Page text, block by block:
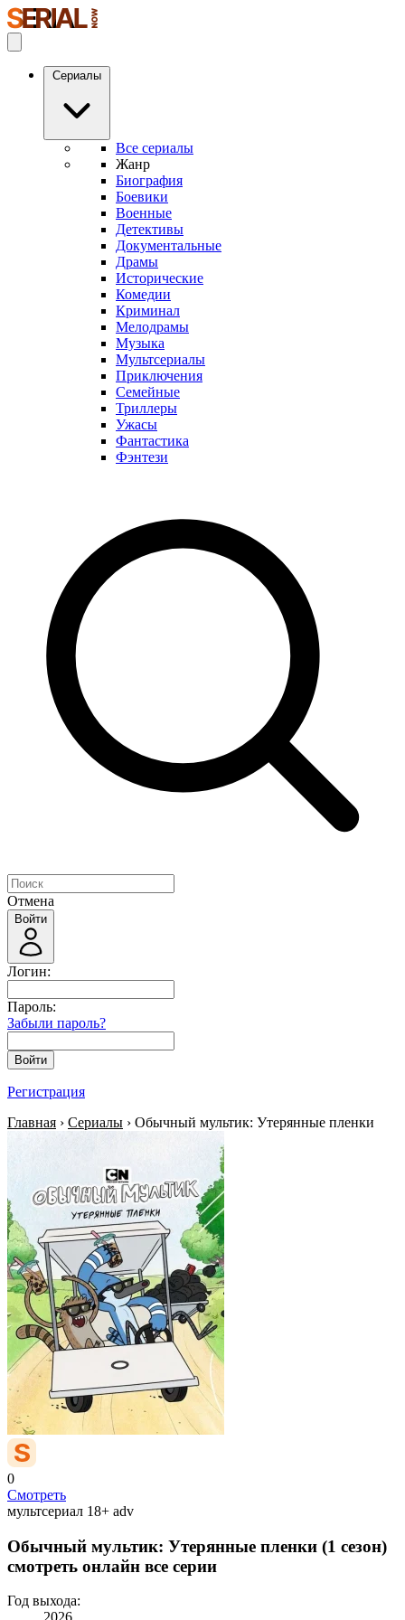
Сериалы
Все сериалы
Жанр
Биография
Боевики
Военные
Детективы
Документальные
Драмы
Исторические
Комедии
Криминал
Мелодрамы
Музыка
Мультсериалы
Приключения
Семейные
Триллеры
Ужасы
Фантастика
Фэнтези
Отмена
Войти
Логин:
Пароль:
Забыли пароль?
Войти
Регистрация
Главная › Сериалы › Обычный мультик: Утерянные пленки
0
Смотреть
мультсериал 18+ adv
Обычный мультик: Утерянные пленки (1 сезон)
смотреть онлайн все серии
Год выхода: